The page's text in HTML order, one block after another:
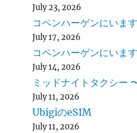
July 23, 2026
コペンハーゲンにいま
July 17, 2026
コペンハーゲンにいます
July 14, 2026
ミッドナイトタクシー
July 11, 2026
UbigiのeSIM
July 11, 2026